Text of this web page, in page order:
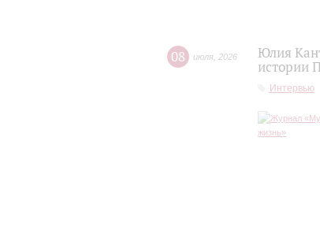
08 июля 2026
Юлия
истории
Интервью